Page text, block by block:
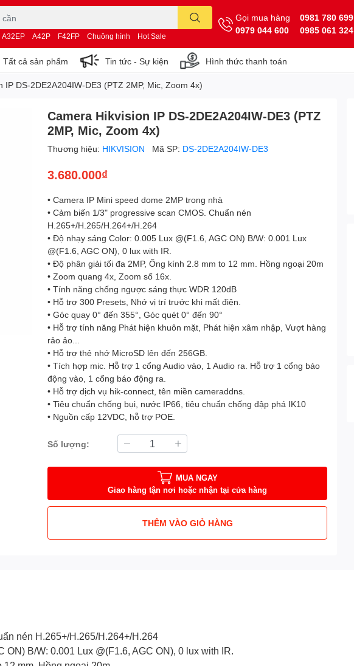
A32EP A42P F42FP Chuông hình Hot Sale
Gọi mua hàng
0979 044 600
0981 780 699
0985 061 324
Tất cả sản phẩm Tin tức - Sự kiện Hình thức thanh toán
IP DS-2DE2A204IW-DE3 (PTZ 2MP, Mic, Zoom 4x)
Camera Hikvision IP DS-2DE2A204IW-DE3 (PTZ
2MP, Mic, Zoom 4x)
Thương hiệu: HIKVISION Mã SP: DS-2DE2A204IW-DE3
3.680.000₫
• Camera IP Mini speed dome 2MP trong nhà
• Cảm biến 1/3" progressive scan CMOS. Chuẩn nén
H.265+/H.265/H.264+/H.264
• Độ nhạy sáng Color: 0.005 Lux @(F1.6, AGC ON) B/W: 0.001 Lux
@(F1.6, AGC ON), 0 lux with IR.
• Độ phân giải tối đa 2MP, Ống kính 2.8 mm to 12 mm. Hồng ngoại 20m
• Zoom quang 4x, Zoom số 16x.
• Tính năng chống ngược sáng thực WDR 120dB
• Hỗ trợ 300 Presets, Nhớ vị trí trước khi mất điện.
• Góc quay 0° đến 355°, Góc quét 0° đến 90°
• Hỗ trợ tính năng Phát hiện khuôn mặt, Phát hiện xâm nhập, Vượt hàng
rảo ảo...
• Hỗ trợ thẻ nhớ MicroSD lên đến 256GB.
• Tích hợp mic. Hỗ trợ 1 cổng Audio vào, 1 Audio ra. Hỗ trợ 1 cổng báo
động vào, 1 cổng báo động ra.
• Hỗ trợ dịch vụ hik-connect, tên miền cameraddns.
• Tiêu chuẩn chống bụi, nước IP66, tiêu chuẩn chống đập phá IK10
• Nguồn cấp 12VDC, hỗ trợ POE.
Số lượng:
MUA NGAY
Giao hàng tận nơi hoặc nhận tại cửa hàng
THÊM VÀO GIỎ HÀNG
nén H.265+/H.265/H.264+/H.264
B/W: 0.001 Lux @(F1.6, AGC ON), 0 lux with IR.